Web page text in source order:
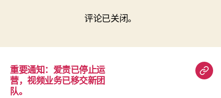
评论已关闭。
重要通知：爱责已停止运
营，视频业务已移交新团
队。
重